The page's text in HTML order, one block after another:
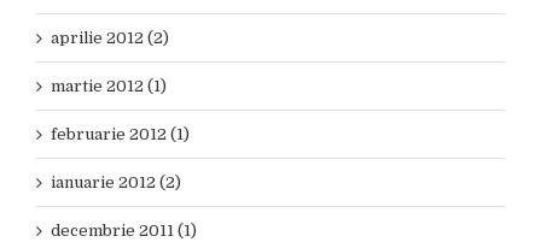
aprilie 2012 (2)
martie 2012 (1)
februarie 2012 (1)
ianuarie 2012 (2)
decembrie 2011 (1)